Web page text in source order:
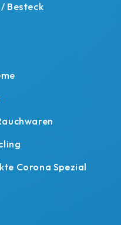
Besteck
Corona Spezial